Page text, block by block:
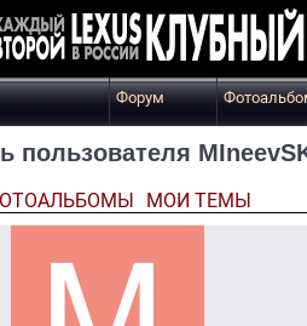
Форум
пользователя
МОИ ТЕМЫ